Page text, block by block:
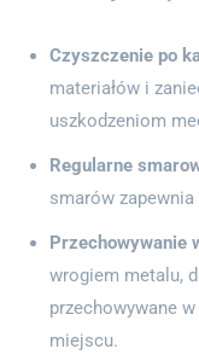
Czyszczenie po
materiałów i
uszkodzeniom
Regularne
smarów zapewnia
Przechowywanie
wrogiem metalu,
przechowywane
miejscu.